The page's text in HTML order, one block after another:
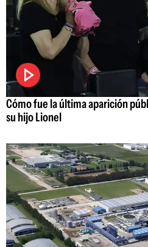
Cómo fue la última aparición
su hijo Lionel